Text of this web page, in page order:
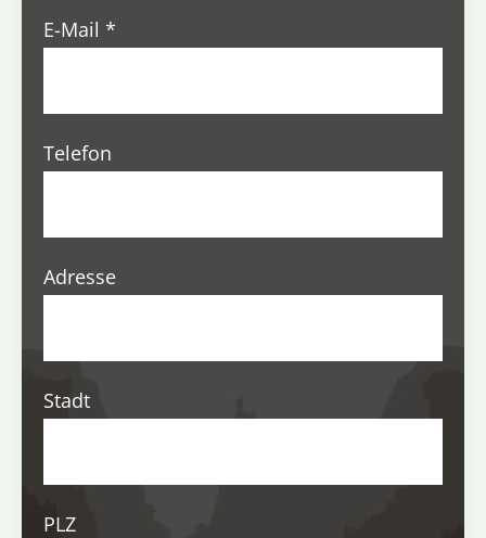
E-Mail*
Telefon
Adresse
Stadt
PLZ